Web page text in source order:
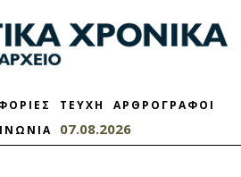
ΤΕΥΧΗ
ΑΡΘΡΟΓΡΑΦΟΙ
07.08.2026